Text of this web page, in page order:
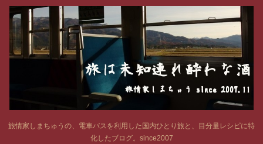
旅情家しまちゅうの、電車バスを利用した国内ひとり旅と、目分量レシピに特
化したブログ。since2007